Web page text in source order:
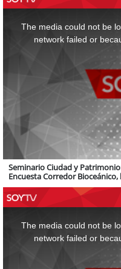
The media could not be
network failed or
Seminario Ciudad y
Encuesta Corredor
The media could not be
network failed or